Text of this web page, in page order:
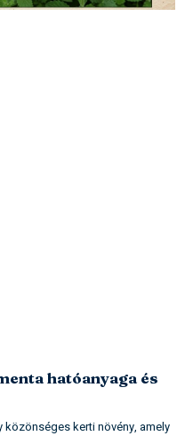
hatóanyaga és
kerti növény, amely